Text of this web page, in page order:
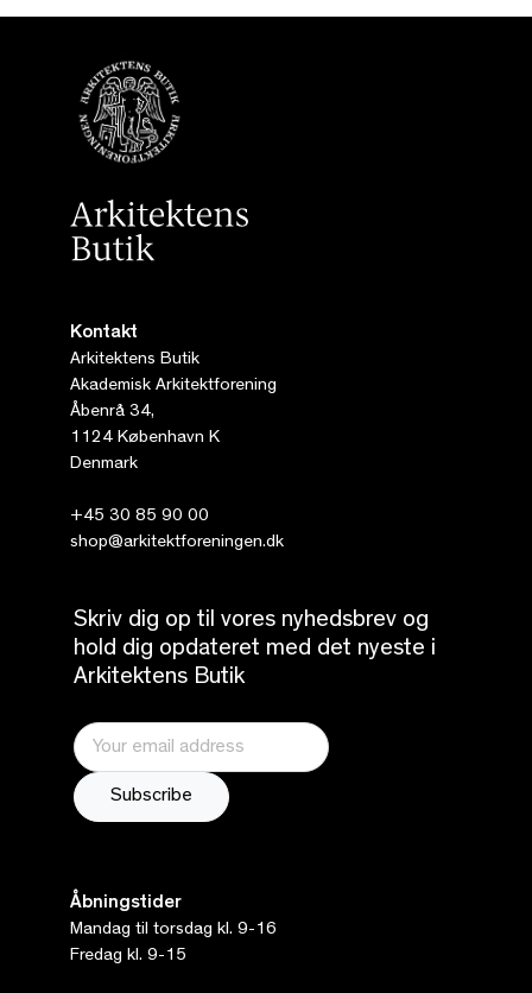
Kontakt
Arkitektens Butik
Akademisk Arkitektforening
Åbenrå 34,
1124 København K
Denmark
+45 30 85 90 00
shop@arkitektforeningen.dk
Skriv dig op til vores nyhedsbrev og
hold dig opdateret med det nyeste i
Arkitektens Butik
Åbningstider
Mandag til torsdag kl. 9-16
Fredag kl. 9-15